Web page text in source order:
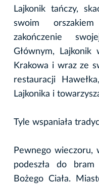
Lajkonik tańczy,
swoim
zakończenie
Głównym,
Krakowa i wraz ze
restauracji
Lajkonika i
Tyle wspaniała
Pewnego wieczoru,
podeszła do
Bożego Ciała.